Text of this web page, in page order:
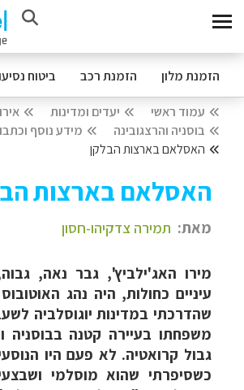
הזמנת מלון הזמנת רכב ביטוח
עמוד ראשי יעדים ומדינות
בוסניה והרצגובינה
מידע נוסף
האסלאם בארצות הבלקן
האסלאם בארצות
מאת: תמירה צדקיהו-חסון
מירו האג'ילביץ', גבר נאה,
עיניים כחולות, היה נהג
שהדרכתי במדינות יוגוסלביה
משפחתו בעיירה קטנה בבוסניה
גבול קרואטיה. לא פעם היו
כשסיפרתי שהוא מוסלמי